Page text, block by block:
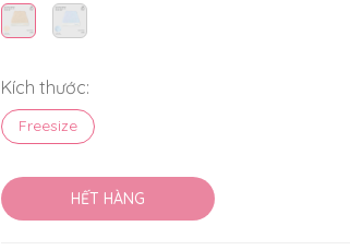
Kích thước:
Freesize
HẾT HÀNG